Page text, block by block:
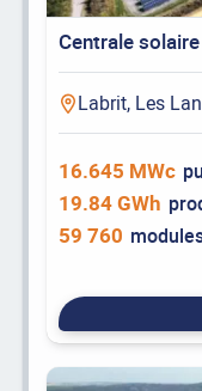
Centrale solaire
Labrit, Les
16.645 MWc
19.84 GWh
59 760